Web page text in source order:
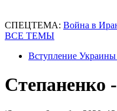
СПЕЦТЕМА: Война в
ВСЕ ТЕМЫ
Вступление
Степаненко